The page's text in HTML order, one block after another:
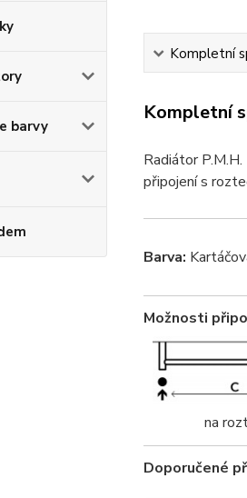
barvy
Kompletní
Kompletní
Radiátor
připojení s
Barva:
Možnosti
na
Doporučené